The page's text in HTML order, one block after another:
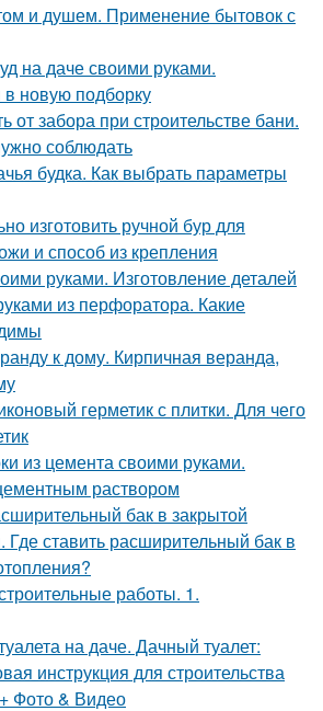
и душем. Применение бытовок с
на даче своими руками.
новую подборку
от забора при строительстве бани.
соблюдать
будка. Как выбрать параметры
изготовить ручной бур для
и способ из крепления
руками. Изготовление деталей
из перфоратора. Какие
к дому. Кирпичная веранда,
герметик с плитки. Для чего
из цемента своими руками.
раствором
бак в закрытой
Где ставить расширительный бак в
работы. 1.
на даче. Дачный туалет:
инструкция для строительства
Фото & Видео